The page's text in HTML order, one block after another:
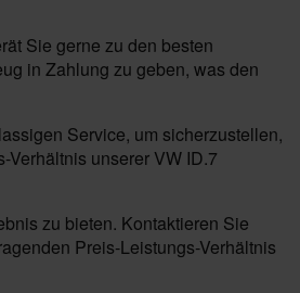
Sie gerne zu den besten
in Zahlung zu geben, was den
Service, um sicherzustellen,
unserer VW ID.7
zu bieten. Kontaktieren Sie
Preis-Leistungs-Verhältnis